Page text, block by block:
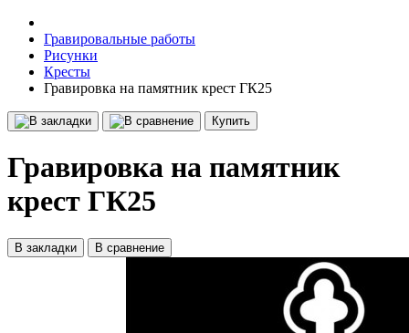
Гравировальные работы
Рисунки
Кресты
Гравировка на памятник крест ГК25
Купить
Гравировка на памятник
крест ГК25
В закладки В сравнение